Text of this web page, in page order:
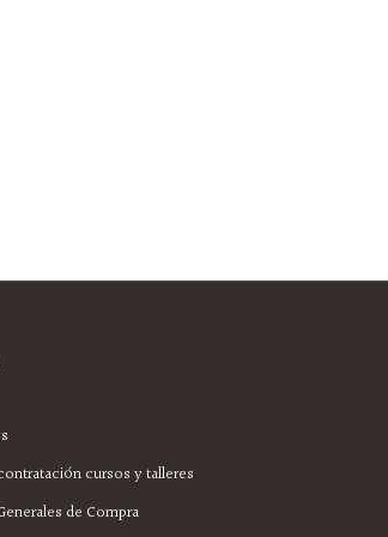
cursos y talleres
de Compra